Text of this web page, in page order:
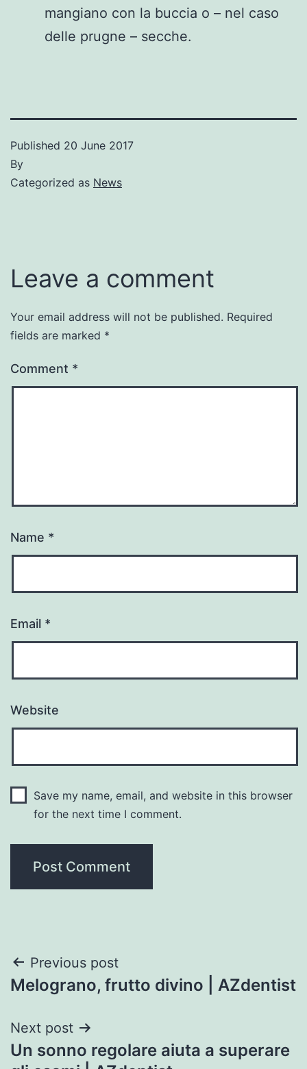
mangiano con la buccia o – nel caso
delle prugne – secche.
Published 20 June 2017
By
Categorized as News
Leave a comment
Your email address will not be published. Required
fields are marked *
Comment *
Name *
Email *
Website
Save my name, email, and website in this browser
for the next time I comment.
Post
navigation
Previous post
Melograno, frutto divino | AZdentist
Next post
Un sonno regolare aiuta a superare